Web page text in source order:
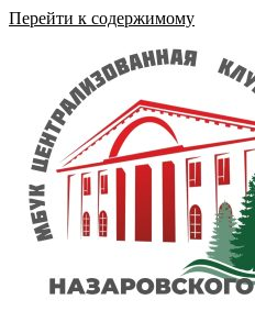
Перейти к содержимому